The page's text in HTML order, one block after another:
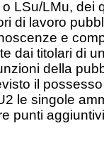
LSu/LMu, dei
di lavoro
e
dai titolari di
della
il
le singole
punti